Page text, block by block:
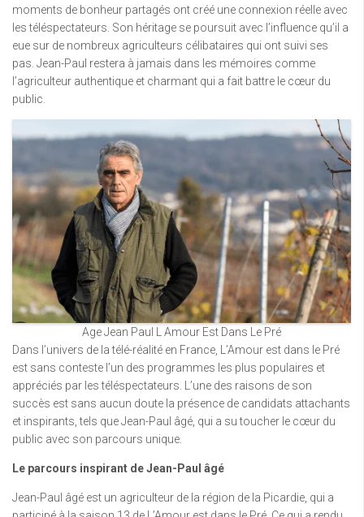
moments de bonheur partagés ont créé une connexion réelle avec
les téléspectateurs. Son héritage se poursuit avec l’influence qu’il a
eue sur de nombreux agriculteurs célibataires qui ont suivi ses
pas. Jean-Paul restera à jamais dans les mémoires comme
l’agriculteur authentique et charmant qui a fait battre le cœur du
public.
Age Jean Paul L Amour Est Dans Le Pré
Dans l’univers de la télé-réalité en France, L’Amour est dans le Pré
est sans conteste l’un des programmes les plus populaires et
appréciés par les téléspectateurs. L’une des raisons de son
succès est sans aucun doute la présence de candidats attachants
et inspirants, tels que Jean-Paul âgé, qui a su toucher le cœur du
public avec son parcours unique.
Le parcours inspirant de Jean-Paul âgé
Jean-Paul âgé est un agriculteur de la région de la Picardie, qui a